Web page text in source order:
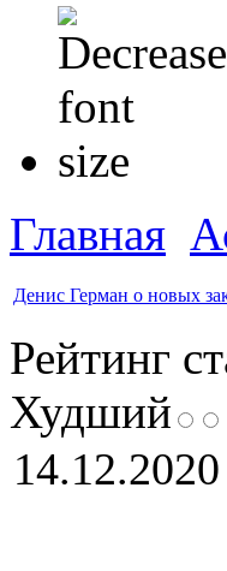
Главная
Денис Герман о новых
Рейтинг
Худший